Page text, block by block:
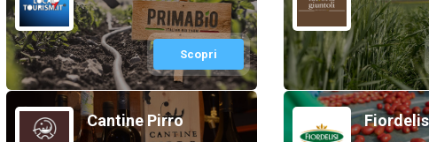
Scopri
Cantine Pirro